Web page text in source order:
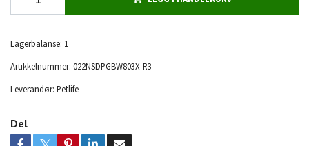
Lagerbalanse: 1
Artikkelnummer: 022NSDPGBW803X-R3
Leverandør: Petlife
Del